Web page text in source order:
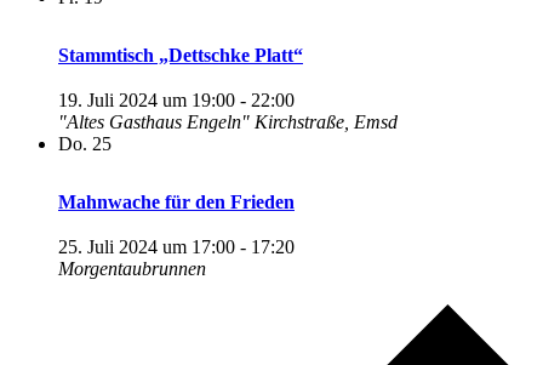
Stammtisch „Dettschke Platt“
19. Juli 2024 um 19:00 - 22:00
"Altes Gasthaus Engeln" Kirchstraße, Emsd
Do. 25
Mahnwache für den Frieden
25. Juli 2024 um 17:00 - 17:20
Morgentaubrunnen